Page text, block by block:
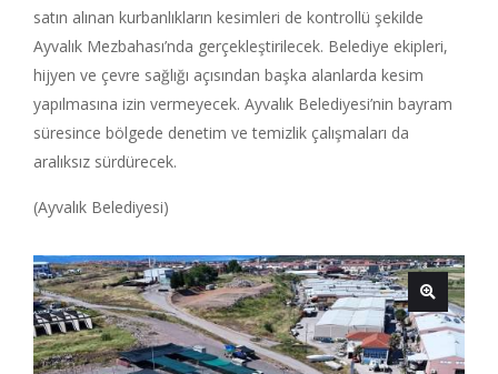
satın alınan kurbanlıkların kesimleri de kontrollü şekilde
Ayvalık Mezbahası’nda gerçekleştirilecek. Belediye ekipleri,
hijyen ve çevre sağlığı açısından başka alanlarda kesim
yapılmasına izin vermeyecek. Ayvalık Belediyesi’nin bayram
süresince bölgede denetim ve temizlik çalışmaları da
aralıksız sürdürecek.
(Ayvalık Belediyesi)